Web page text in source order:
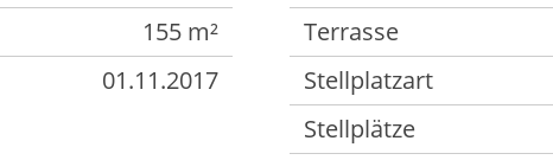
155 m²
01.11.2017
Terrasse
Stellplatzart
Stellplätze